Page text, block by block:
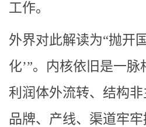
工作。
外界对此解读为“抛开
化’”。内核依旧是一
利润体外流转、结构
品牌、产线、渠道牢牢